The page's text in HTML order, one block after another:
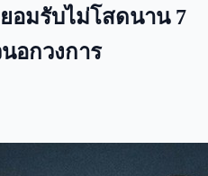
อมรับไม่โสดนาน 7
อกวงการ